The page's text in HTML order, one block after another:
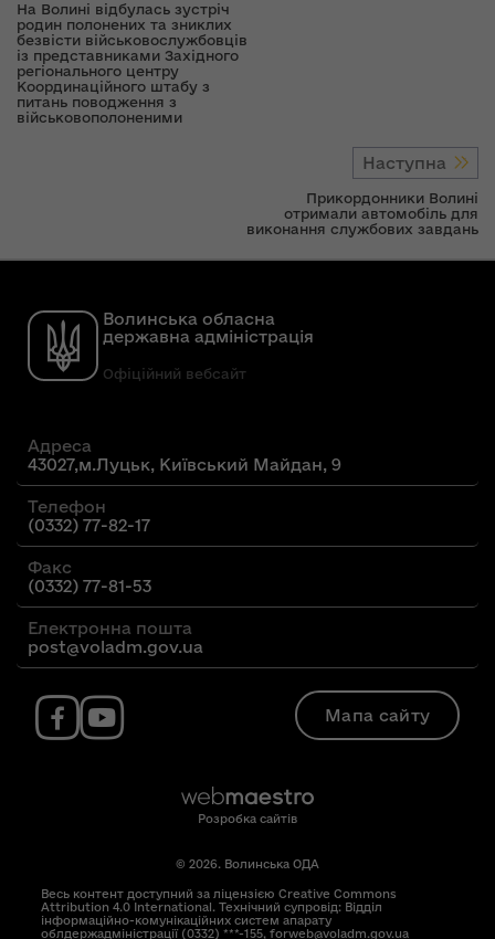
На Волині відбулась зустріч
родин полонених та зниклих
безвісти військовослужбовців
із представниками Західного
регіонального центру
Координаційного штабу з
питань поводження з
військовополоненими
Наступна
Прикордонники Волині
отримали автомобіль для
виконання службових завдань
Волинська обласна
державна адміністрація
Офіційний вебсайт
Адреса
43027,м.Луцьк, Київський Майдан, 9
Телефон
(0332) 77-82-17
Факс
(0332) 77-81-53
Електронна пошта
post@voladm.gov.ua
Мапа сайту
Розробка сайтів
© 2026. Волинська ОДА
Весь контент доступний за ліцензією Creative Commons
Attribution 4.0 International. Технічний супровід: Відділ
інформаційно-комунікаційних систем апарату
облдержадміністрації (0332) ***-155, forweb@voladm.gov.ua